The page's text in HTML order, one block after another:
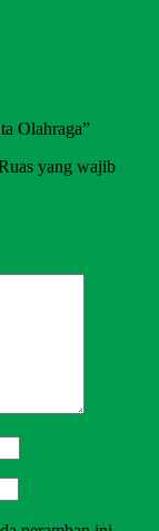
Olahraga”
yang wajib